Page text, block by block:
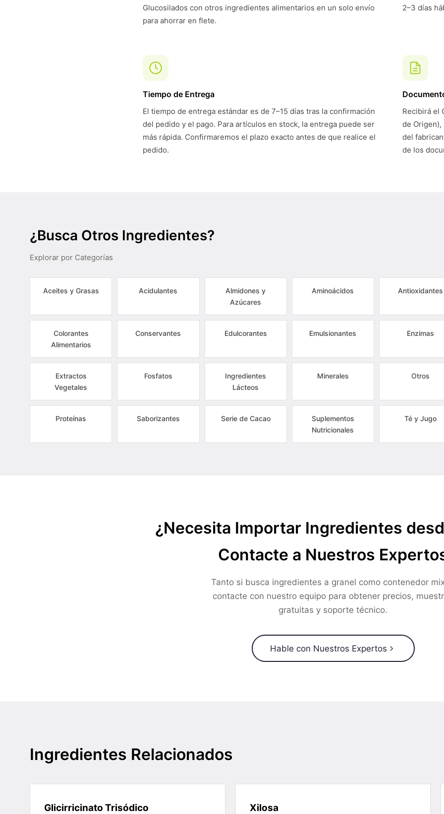
Glucosilados con otros ingredientes alimentarios en un solo envío
para ahorrar en flete.
2–3 días
Tiempo de Entrega
El tiempo de entrega estándar es de 7–15 días tras la confirmación
del pedido y el pago. Para artículos en stock, la entrega puede ser
más rápida. Confirmaremos el plazo exacto antes de que realice el
pedido.
Recibirá el
de
del
de los
¿Busca Otros Ingredientes?
Explorar por Categorías
Aceites y Grasas Acidulantes
Almidones y
Azúcares
Aminoácidos Antioxidantes
Colorantes
Alimentarios
Conservantes Edulcorantes Emulsionantes Enzimas
Extractos
Vegetales
Fosfatos
Ingredientes
Lácteos
Minerales Otros
Proteínas Saborizantes Serie de Cacao
Suplementos
Nutricionales
Té y Jugo
¿Necesita Importar Ingredientes
Contacte a Nuestros
Tanto si busca ingredientes a granel como contenedor
contacte con nuestro equipo para obtener precios,
gratuitas y soporte técnico.
Hable con Nuestros Expertos
Ingredientes Relacionados
Glicirricinato Trisódico Xilosa